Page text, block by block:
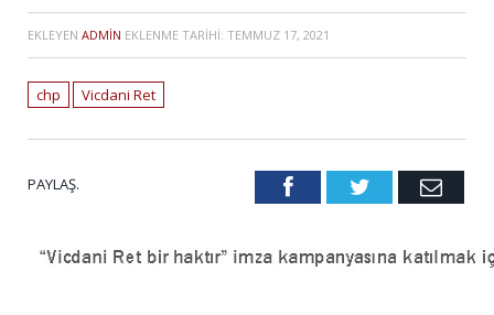
EKLEYEN ADMIN EKLENME TARIHI: TEMMUZ 17, 2021
chp Vicdani Ret
PAYLAŞ. FacebookTwitter Email